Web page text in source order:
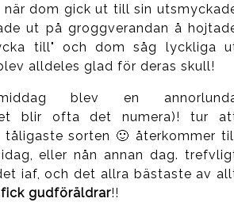
när dom gick ut till sin
ut på groggverandan å
till" och dom såg lyckliga
alldeles glad för deras skull!
blev en
blir ofta det numera)! tur
tåligaste sorten 🙂 återkommer
eller nån annan dag.
iaf, och det allra bästaste av
gudföräldrar!!